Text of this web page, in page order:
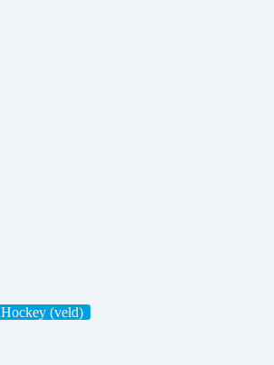
Hockey (veld)